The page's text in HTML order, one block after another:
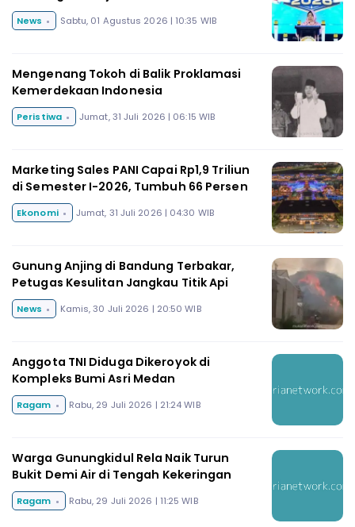
News Sabtu, 01 Agustus 2026 | 10:35 WIB
Mengenang Tokoh di Balik Proklamasi
Kemerdekaan Indonesia
Peristiwa Jumat, 31 Juli 2026 | 06:15 WIB
Marketing Sales PANI Capai Rp1,9 Triliun
di Semester I-2026, Tumbuh 66 Persen
Ekonomi Jumat, 31 Juli 2026 | 04:30 WIB
Gunung Anjing di Bandung Terbakar,
Petugas Kesulitan Jangkau Titik Api
News Kamis, 30 Juli 2026 | 20:50 WIB
Anggota TNI Diduga Dikeroyok di
Kompleks Bumi Asri Medan
Ragam Rabu, 29 Juli 2026 | 21:24 WIB
Warga Gunungkidul Rela Naik Turun
Bukit Demi Air di Tengah Kekeringan
Ragam Rabu, 29 Juli 2026 | 11:25 WIB